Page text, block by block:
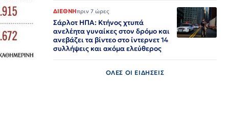
ΔΙΕΘΝΗπριν 7 ώρες
Σάρλοτ ΗΠΑ: Κτήνος χτυπά
ανελέητα γυναίκες στον δρόμο και
ανεβάζει τα βίντεο στο ίντερνετ 14
συλλήψεις και ακόμα ελεύθερος​​​​​​​​​​​​​​​​​​​​​​​​​​​​​​​​​​​​​​​​​​​​​​​​​​
ΟΛΕΣ ΟΙ ΕΙΔΗΣΕΙΣ